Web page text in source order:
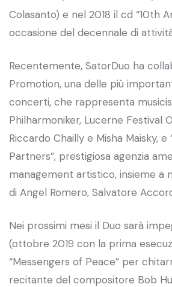
Colasanto) e nel 2018 il cd “10th
occasione del decennale di
Recentemente, SatorDuo ha
Promotion, una delle più
concerti, che rappresenta
Philharmoniker, Lucerne Festival
Riccardo Chailly e Misha Maisky, e
Partners”, prestigiosa agenzia
management artistico, insieme a
di Angel Romero, Salvatore
Nei prossimi mesi il Duo sarà
(ottobre 2019 con la prima
“Messengers of Peace” per
recitante del compositore Bob